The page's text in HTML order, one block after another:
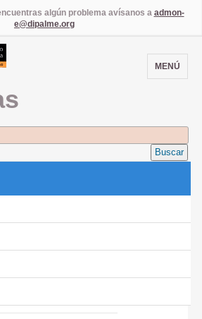
algún problema avísanos a admon-
e@dipalme.org
MENÚ
Buscar